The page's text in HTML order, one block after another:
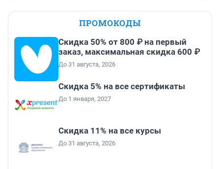
ПРОМОКОДЫ
Скидка 50% от 800 ₽ на первый
заказ, максимальная скидка 600 ₽
До 31 августа, 2026
Скидка 5% на все сертификаты
До 1 января, 2027
Скидка 11% на все курсы
До 31 августа, 2026